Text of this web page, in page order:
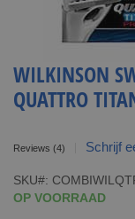
WILKINSON
QUATTRO
Reviews (4) Schrijf
SKU
OP VOORRAAD